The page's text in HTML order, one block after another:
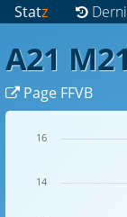
Statz
A21
Page FFVB
14
16